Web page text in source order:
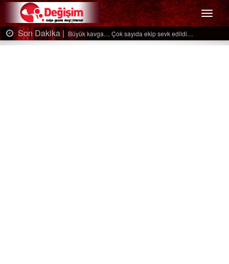
Menü
Son Dakika | Ağaçtan düştü…